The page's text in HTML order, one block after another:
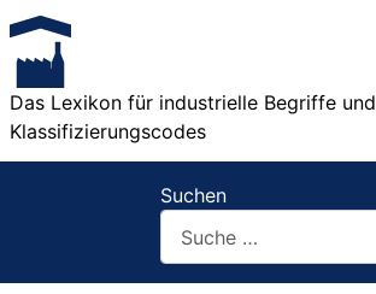
Das Lexikon für industrielle Begriffe und
Klassifizierungscodes
Suchen